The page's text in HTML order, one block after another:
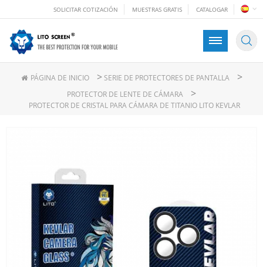
SOLICITAR COTIZACIÓN MUESTRAS GRATIS CATALOGAR
PÁGINA DE INICIO > SERIE DE PROTECTORES DE PANTALLA >
PROTECTOR DE LENTE DE CÁMARA >
PROTECTOR DE CRISTAL PARA CÁMARA DE TITANIO LITO KEVLAR